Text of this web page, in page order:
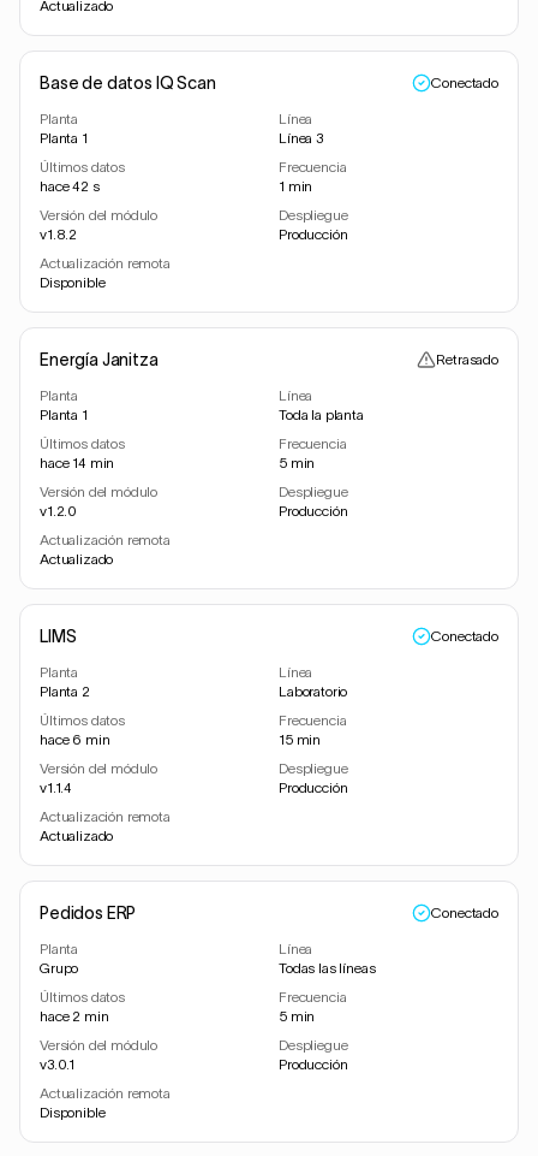
Actualizado
Base de datos IQ Scan Conectado
Planta
Planta 1
Línea
Línea 3
Últimos datos
hace 42 s
Frecuencia
1 min
Versión del módulo
v1.8.2
Despliegue
Producción
Actualización remota
Disponible
Energía Janitza Retrasado
Planta
Planta 1
Línea
Toda la planta
Últimos datos
hace 14 min
Frecuencia
5 min
Versión del módulo
v1.2.0
Despliegue
Producción
Actualización remota
Actualizado
LIMS Conectado
Planta
Planta 2
Línea
Laboratorio
Últimos datos
hace 6 min
Frecuencia
15 min
Versión del módulo
v1.1.4
Despliegue
Producción
Actualización remota
Actualizado
Pedidos ERP Conectado
Planta
Grupo
Línea
Todas las líneas
Últimos datos
hace 2 min
Frecuencia
5 min
Versión del módulo
v3.0.1
Despliegue
Producción
Actualización remota
Disponible